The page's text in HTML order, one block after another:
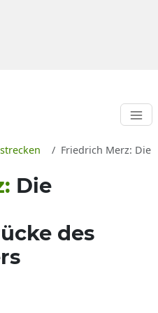
Friedrich Merz: Die
Die
des